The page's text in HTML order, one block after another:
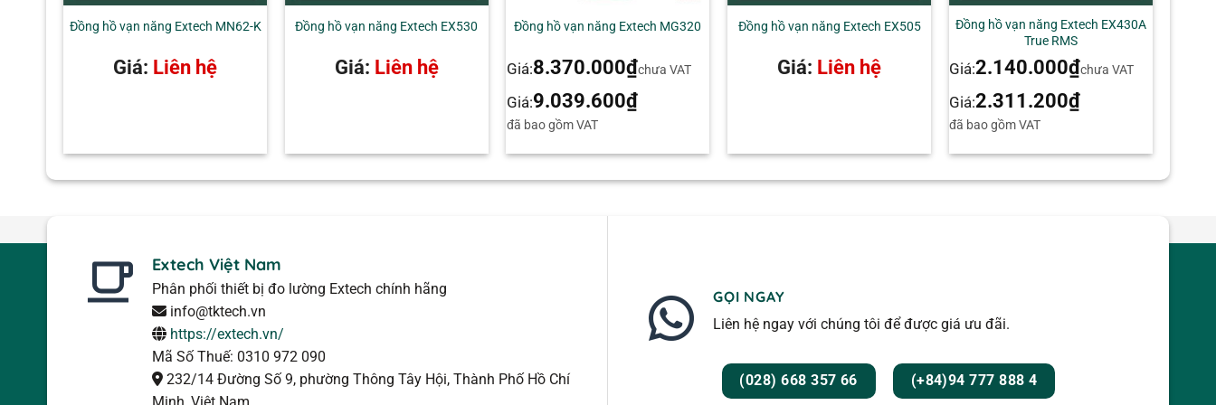
cũng như đầu dòng mô hình với Built-in InfraRed Thermometer. Chọn mô hình phù hợp nhất với
Đồng hồ vạn năng Extech MN62-K
Giá: Liên hệ
Đồng hồ vạn năng Extech EX530
Giá: Liên hệ
Đồng hồ vạn năng Extech MG320
Giá:8.370.000₫chưa VAT
Giá:9.039.600₫
đã bao gồm VAT
Đồng hồ vạn năng Extech EX505
Giá: Liên hệ
Đồng hồ vạn năng Extech EX430A
True RMS
Giá:2.140.000₫chưa VAT
Giá:2.311.200₫
đã bao gồm VAT
Extech Việt Nam
Phân phối thiết bị đo lường Extech chính hãng
info@tktech.vn
https://extech.vn/
Mã Số Thuế: 0310 972 090
232/14 Đường Số 9, phường Thông Tây Hội, Thành Phố Hồ Chí
GỌI NGAY
Liên hệ ngay với chúng tôi để được giá ưu đãi.
(028) 668 357 66 (+84)94 777 888 4